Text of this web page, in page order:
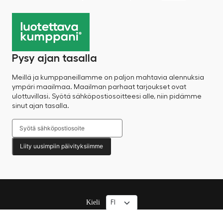
Pysy ajan tasalla
Meillä ja kumppaneillamme on paljon mahtavia alennuksia
ympäri maailmaa. Maailman parhaat tarjoukset ovat
ulottuvillasi. Syötä sähköpostiosoitteesi alle, niin pidämme
sinut ajan tasalla.
Liity uusimpiin päivityksiimme
Kieli